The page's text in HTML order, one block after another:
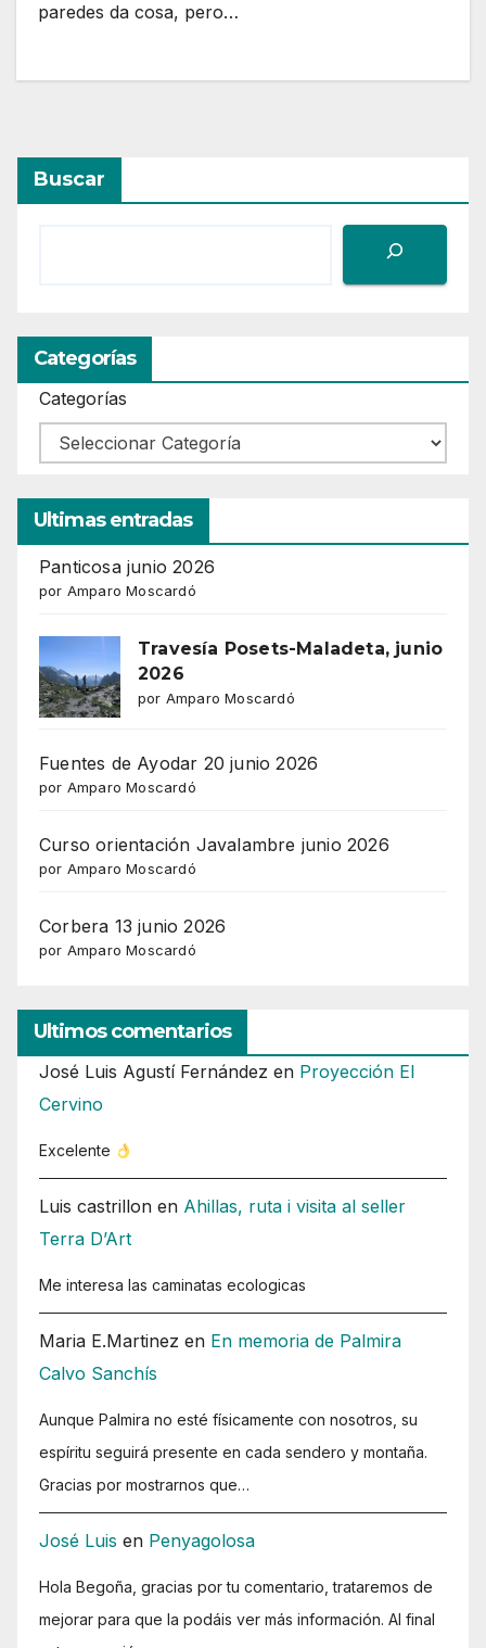
paredes da cosa, pero…
Buscar
Categorías
Categorías
Ultimas entradas
Panticosa junio 2026
por Amparo Moscardó
Travesía Posets-Maladeta, junio
2026
por Amparo Moscardó
Fuentes de Ayodar 20 junio 2026
por Amparo Moscardó
Curso orientación Javalambre junio 2026
por Amparo Moscardó
Corbera 13 junio 2026
por Amparo Moscardó
Ultimos comentarios
José Luis Agustí Fernández en Proyección El
Cervino
Excelente
Luis castrillon en Ahillas, ruta i visita al seller
Terra D’Art
Me interesa las caminatas ecologicas
Maria E.Martinez en En memoria de Palmira
Calvo Sanchís
Aunque Palmira no esté físicamente con nosotros, su
espíritu seguirá presente en cada sendero y montaña.
Gracias por mostrarnos que…
José Luis en Penyagolosa
Hola Begoña, gracias por tu comentario, trataremos de
mejorar para que la podáis ver más información. Al final